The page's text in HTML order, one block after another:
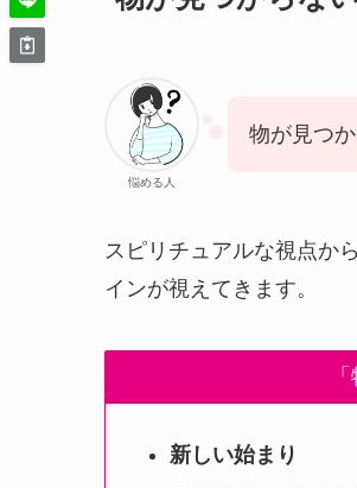
悩める人
物が見つ
スピリチュアルな視点か
インが視えてきます。
新しい始まり